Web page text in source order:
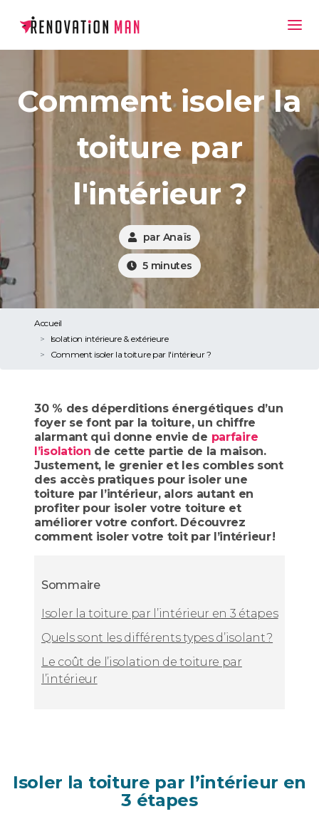
Comment isoler la
toiture par
l'intérieur ?
par Anaïs
5minutes
Accueil
Isolation intérieure & extérieure
Comment isoler la toiture par l'intérieur ?
30 % des déperditions énergétiques d’un
foyer se font par la toiture, un chiffre
alarmant qui donne envie de parfaire
l’isolation de cette partie de la maison.
Justement, le grenier et les combles sont
des accès pratiques pour isoler une
toiture par l’intérieur, alors autant en
profiter pour isoler votre toiture et
améliorer votre confort. Découvrez
comment isoler votre toit par l’intérieur !
Sommaire
Isoler la toiture par l’intérieur en 3 étapes
Quels sont les différents types d’isolant ?
Le coût de l’isolation de toiture par
l’intérieur
Isoler la toiture par l’intérieur en
3 étapes